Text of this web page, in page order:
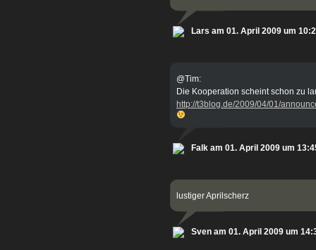
Lars am 01. April 2009 um
@Tim:
Die Kooperation scheint schon zu
http://t3blog.de/2009/04/01/
Falk am 01. April 2009 um
lustiger Aprilscherz
Sven am 01. April 2009 um